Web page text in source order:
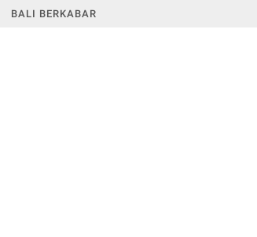
BALI BERKABAR